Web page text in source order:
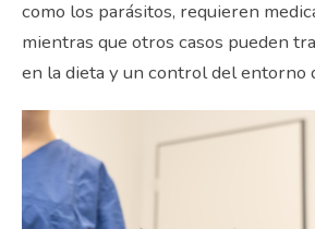
como los parásitos, requieren
mientras que otros casos pueden
en la dieta y un control del entorno